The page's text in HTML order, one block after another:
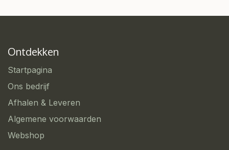
Ontdekken
Startpagina
Ons bedrijf
Afhalen & Leveren
Algemene voorwaarden
Webshop